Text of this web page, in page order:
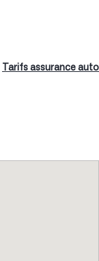
Tarifs assurance auto